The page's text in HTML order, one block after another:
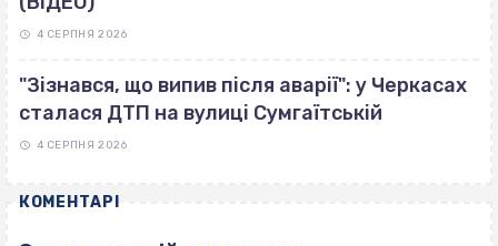
4 СЕРПНЯ 2026
"Зізнався, що випив після аварії": у Черкасах
сталася ДТП на вулиці Сумгаїтській
4 СЕРПНЯ 2026
КОМЕНТАРІ